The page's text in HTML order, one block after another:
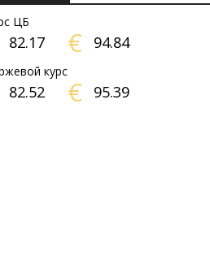
ЦБ
82.17 € 94.84
курс
82.52 € 95.39